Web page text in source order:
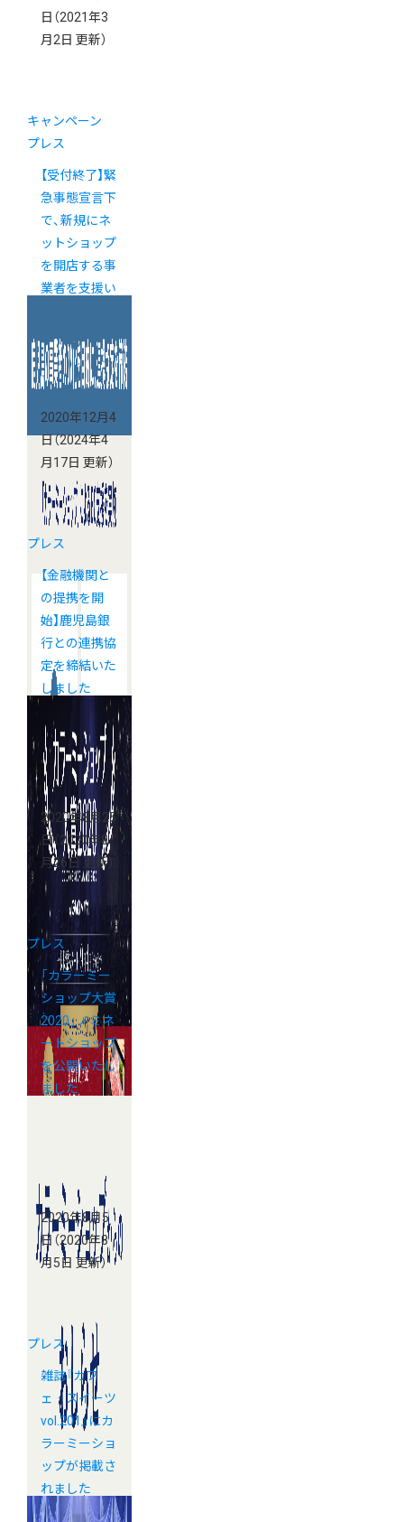
日 （2021年3
月2日 更新）
キャンペーン
プレス
【受付終了】緊
急事態宣言下
で、新規にネ
ットショップ
を開店する事
業者を支援い
2020年12月4
日（2024年4
月17日 更新）
プレス
【金融機関と
の提携を開
始】鹿児島銀
行との連携協
定を締結いた
しました
2020年8月25
日（2020年8
月26日 更新）
プレス
「カラーミー
ショップ大賞
2020」ノミネ
ートショップ
を公開いたし
ました
2020年8月5
日 （2020年8
月5日 更新）
プレス
雑誌『カフ
ェ‐スイーツ
vol.201』にカ
ラーミーショ
ップが掲載さ
れました